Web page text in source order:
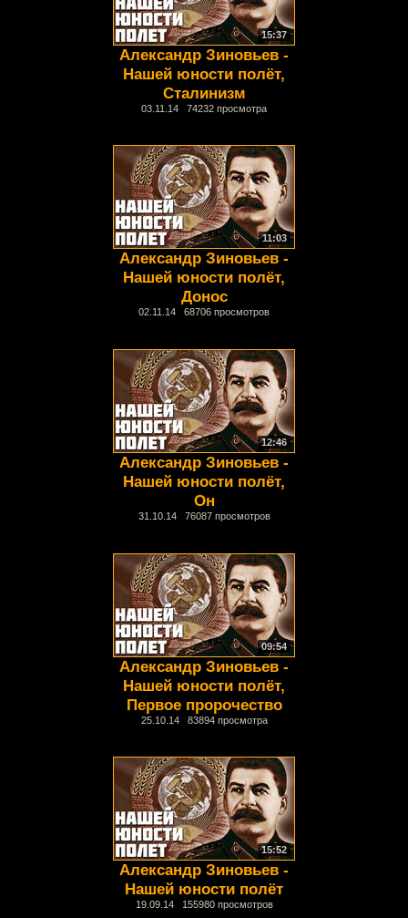
15:37
Александр Зиновьев -
Нашей юности полёт,
Сталинизм
03.11.14 74232 просмотра
11:03
Александр Зиновьев -
Нашей юности полёт,
Донос
02.11.14 68706 просмотров
12:46
Александр Зиновьев -
Нашей юности полёт,
Он
31.10.14 76087 просмотров
09:54
Александр Зиновьев -
Нашей юности полёт,
Первое пророчество
25.10.14 83894 просмотра
15:52
Александр Зиновьев -
Нашей юности полёт
19.09.14 155980 просмотров